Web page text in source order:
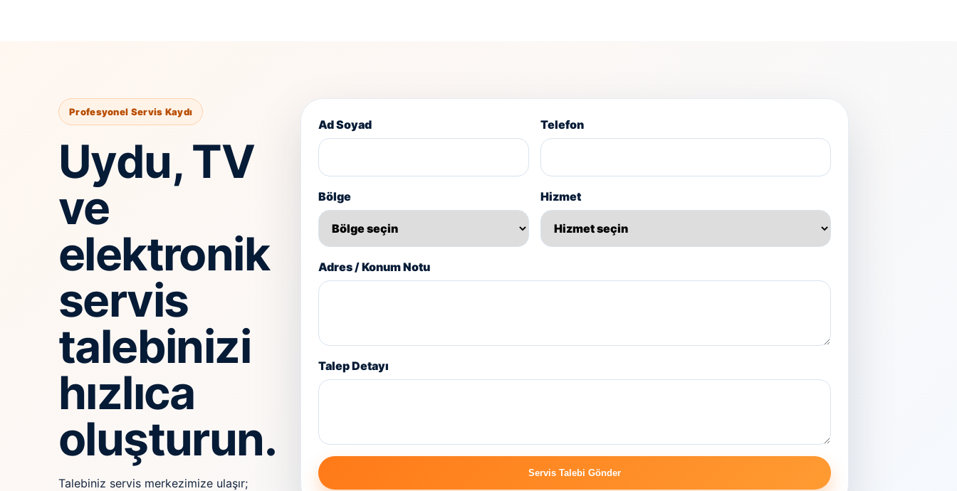
Profesyonel Servis Kaydı
Uydu, TV
ve
elektronik
servis
talebinizi
hızlıca
oluşturun.
Talebiniz servis merkezimize ulaşır;
Ad Soyad Telefon
Bölge Hizmet
Adres / Konum Notu
Talep Detayı
Servis Talebi Gönder